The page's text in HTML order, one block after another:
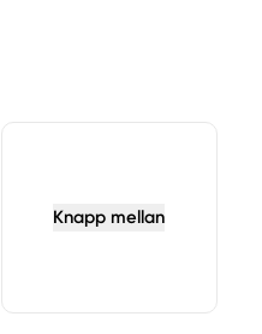
Knapp mellan